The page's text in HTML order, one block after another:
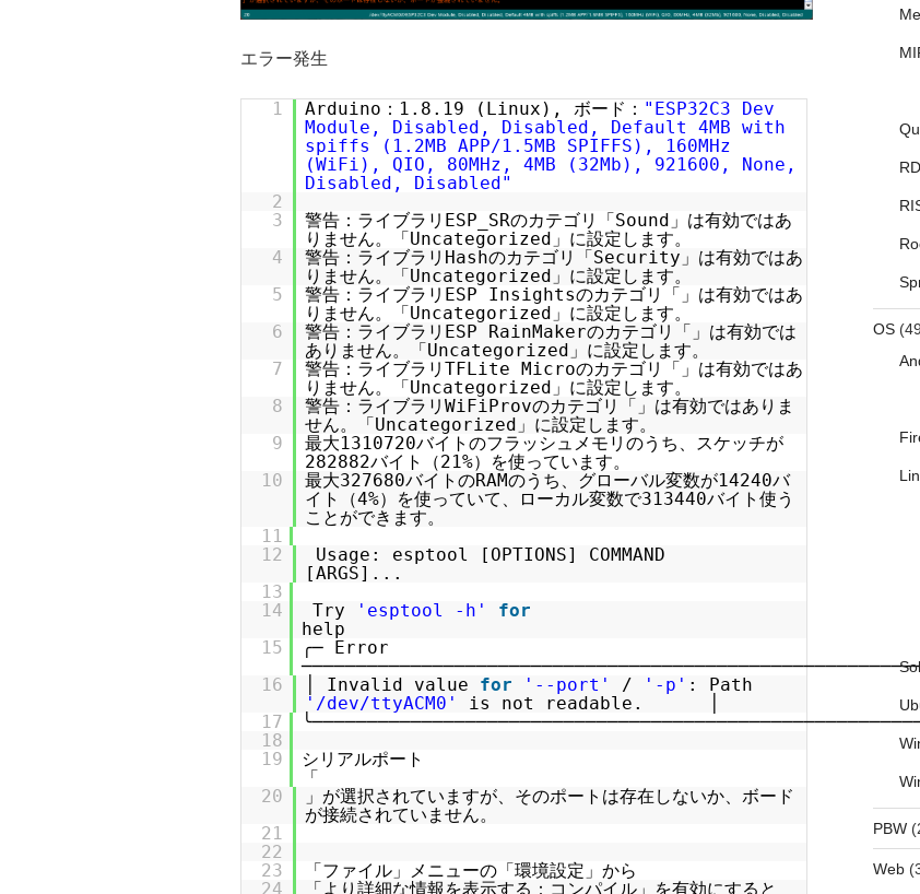
エラー発生
1 Arduino：1.8.19 (Linux), ボード： "ESP32C3 Dev
Module, Disabled, Disabled, Default 4MB with
spiffs (1.2MB APP/1.5MB SPIFFS), 160MHz
(WiFi), QIO, 80MHz, 4MB (32Mb), 921600, None,
Disabled, Disabled"
2
3
警告：ライブラリESP_SRのカテゴリ「Sound」は有効ではあ
りません。「Uncategorized」に設定します。
4
警告：ライブラリHashのカテゴリ「Security」は有効ではあ
りません。「Uncategorized」に設定します。
5
警告：ライブラリESP Insightsのカテゴリ「」は有効ではあ
りません。「Uncategorized」に設定します。
6
警告：ライブラリESP RainMakerのカテゴリ「」は有効では
ありません。「Uncategorized」に設定します。
7
警告：ライブラリTFLite Microのカテゴリ「」は有効ではあ
りません。「Uncategorized」に設定します。
8
警告：ライブラリWiFiProvのカテゴリ「」は有効ではありま
せん。「Uncategorized」に設定します。
9
最大1310720バイトのフラッシュメモリのうち、スケッチが
282882バイト（21%）を使っています。
10
最大327680バイトのRAMのうち、グローバル変数が14240バ
イト（4%）を使っていて、ローカル変数で313440バイト使う
ことができます。
11
12
Usage: esptool [OPTIONS] COMMAND
[ARGS]...
13
14
Try 'esptool -h'
for
help
15
╭─ Error
16
│ Invalid value for '--port' / '-p' : Path
'/dev/ttyACM0'
is not readable. │
17
18
19
シリアルポート
20
」が選択されていますが、そのポートは存在しないか、ボード
が接続されていません。
21
22
23
「ファイル」メニューの「環境設定」から
24
「より詳細な情報を表示する：コンパイル」を有効にすると
OS
PBW
Web